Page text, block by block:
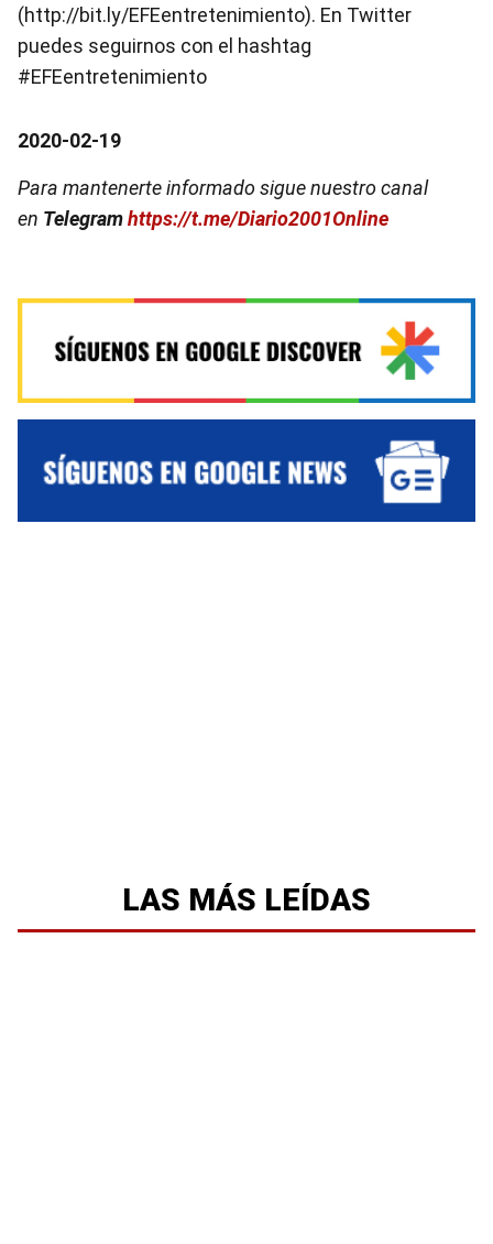
(http://bit.ly/EFEentretenimiento). En Twitter
puedes seguirnos con el hashtag
#EFEentretenimiento
2020-02-19
Para mantenerte informado sigue nuestro canal
en Telegramhttps://t.me/Diario2001Online
LAS MÁS LEÍDAS